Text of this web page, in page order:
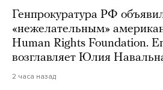
Генпрокуратура РФ
«нежелательным»
Human Rights Foundation.
возглавляет Юлия
2 часа назад